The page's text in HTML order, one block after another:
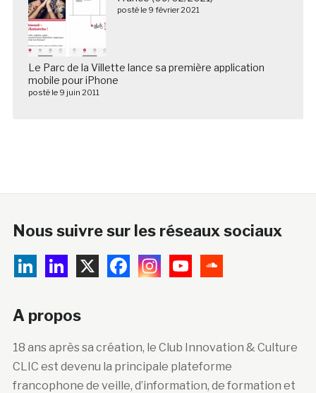
posté le 9 février 2021
Le Parc de la Villette lance sa première application
mobile pour iPhone
posté le 9 juin 2011
Nous suivre sur les réseaux sociaux
A propos
18 ans après sa création, le Club Innovation & Culture
CLIC est devenu la principale plateforme
francophone de veille, d’information, de formation et